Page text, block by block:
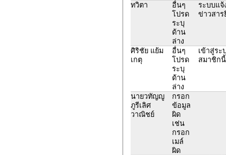
ทวิตา
อื่นๆ
โปรด
ระบุ
ด้าน
ล่าง
ระบบแจ้
ข่าวสาร
ศิริชัย แย้ม
เกตุ
อื่นๆ
โปรด
ระบุ
ด้าน
ล่าง
เข้าสู่ระ
สมาชิกนี้
นายวทัญญู
ภูรีเลิศ
วาณิชย์
กรอก
ข้อมูล
ผิด
เช่น
กรอก
เมล์
ผิด